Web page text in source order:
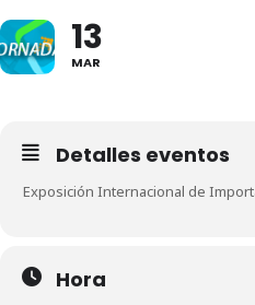
13
MAR
Detalles eventos
Exposición Internacional de
Hora